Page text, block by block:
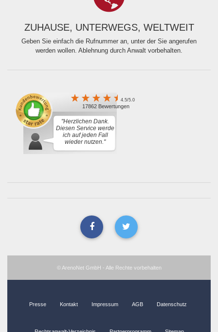
ZUHAUSE, UNTERWEGS, WELTWEIT
Geben Sie einfach die Rufnummer an, unter der Sie angerufen
werden wollen. Ablehnung durch Anwalt vorbehalten.
4.5/5.0
17862 Bewertungen
"Herzlichen Dank.
Diesen Service werde
ich auf jeden Fall
wieder nutzen."
© ArenoNet GmbH - Alle Rechte vorbehalten
Presse Kontakt Impressum AGB Datenschutz